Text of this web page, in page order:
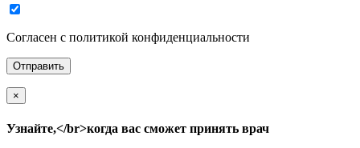
Согласен с политикой конфиденциальности
×
Узнайте,</br>когда вас сможет принять врач